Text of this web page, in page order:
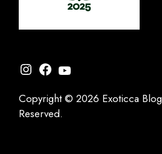
Instagram
Facebook
YouTube
Copyright © 2026 Exoticca
Reserved.